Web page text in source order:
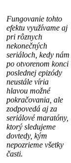
Fungovanie tohto
efektu využívame aj
pri rôznych
nekonečných
seriáloch, kedy nám
po otvorenom konci
poslednej epizódy
neustále víria
hlavou možné
pokračovania, ale
zodpovedá aj za
seriálové maratóny,
ktorý sledujeme
dovtedy, kým
nepozrieme všetky
časti.